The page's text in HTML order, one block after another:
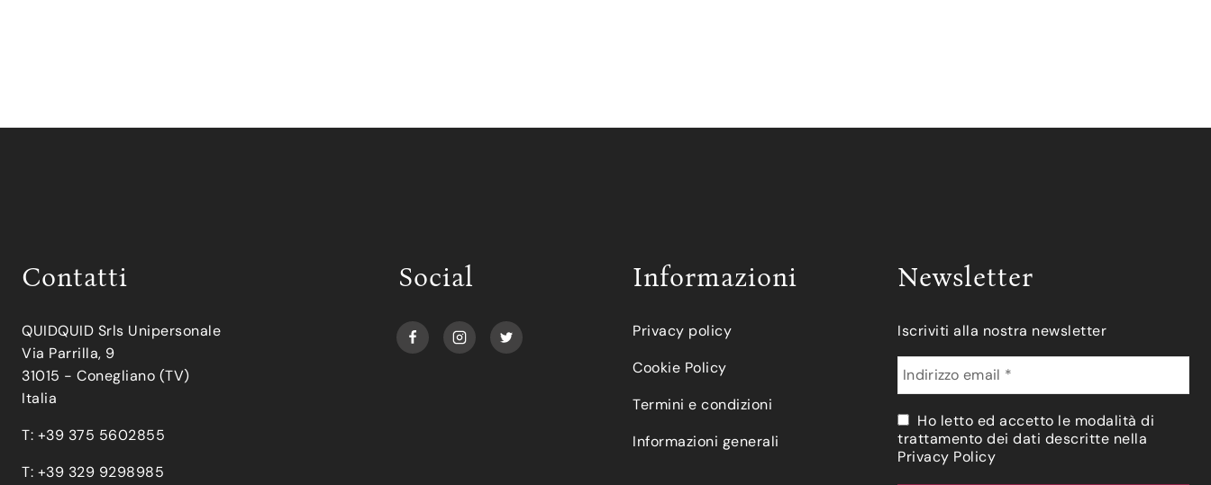
Contatti
QUIDQUID Srls Unipersonale
Via Parrilla, 9
31015 - Conegliano (TV)
Italia
T: +39 375 5602855
T: +39 329 9298985
Social Informazioni
Privacy policy
Cookie Policy
Termini e condizioni
Informazioni generali
Newsletter
Iscriviti alla nostra newsletter
Ho letto ed accetto le modalità di
trattamento dei dati descritte nella
Privacy Policy